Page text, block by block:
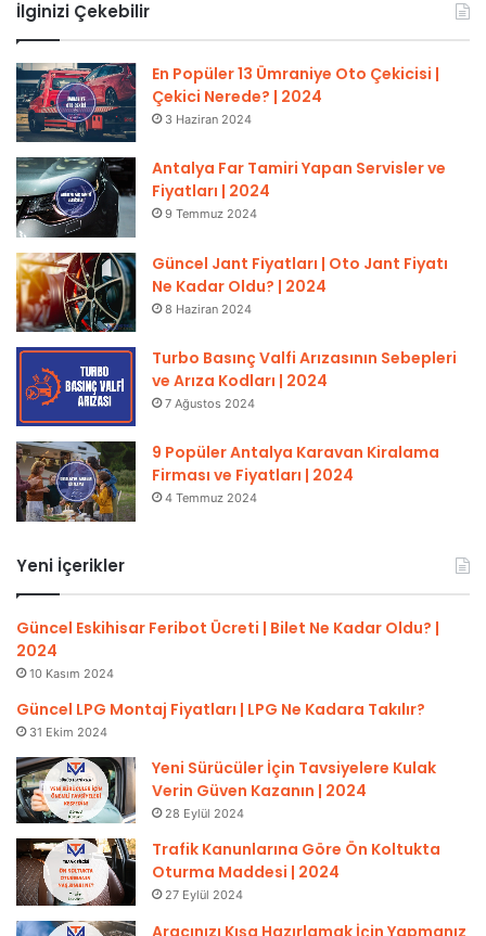
İlginizi Çekebilir
En Popüler 13 Ümraniye Oto Çekicisi |
Çekici Nerede? | 2024
3 Haziran 2024
Antalya Far Tamiri Yapan Servisler ve
Fiyatları | 2024
9 Temmuz 2024
Güncel Jant Fiyatları | Oto Jant Fiyatı
Ne Kadar Oldu? | 2024
8 Haziran 2024
Turbo Basınç Valfi Arızasının Sebepleri
ve Arıza Kodları | 2024
7 Ağustos 2024
9 Popüler Antalya Karavan Kiralama
Firması ve Fiyatları | 2024
4 Temmuz 2024
Yeni İçerikler
Güncel Eskihisar Feribot Ücreti | Bilet Ne Kadar Oldu? |
2024
10 Kasım 2024
Güncel LPG Montaj Fiyatları | LPG Ne Kadara Takılır?
31 Ekim 2024
Yeni Sürücüler İçin Tavsiyelere Kulak
Verin Güven Kazanın | 2024
28 Eylül 2024
Trafik Kanunlarına Göre Ön Koltukta
Oturma Maddesi | 2024
27 Eylül 2024